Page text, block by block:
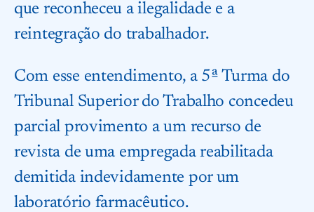
que reconheceu a ilegalidade e a
reintegração do trabalhador.
Com esse entendimento, a 5ª Turma do
Tribunal Superior do Trabalho concedeu
parcial provimento a um recurso de
revista de uma empregada reabilitada
demitida indevidamente por um
laboratório farmacêutico.